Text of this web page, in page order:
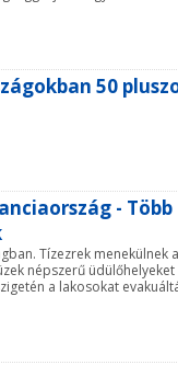
50
- Több
Tízezrek menekülnek a
népszerű üdülőhelyeket
a lakosokat